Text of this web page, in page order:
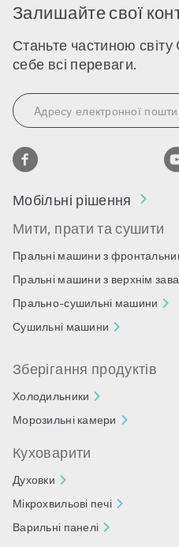
Залишайте свої
Станьте частиною світу
себе всі переваги.
Мобільні рішення
Мити, прати та сушити
Пральні машини з
Пральні машини з верхнім
Прально-сушильні машини
Сушильні машини
Зберігання продуктів
Холодильники
Морозильні камери
Куховарити
Духовки
Мікрохвильові печі
Варильні панелі